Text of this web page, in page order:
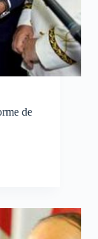
de